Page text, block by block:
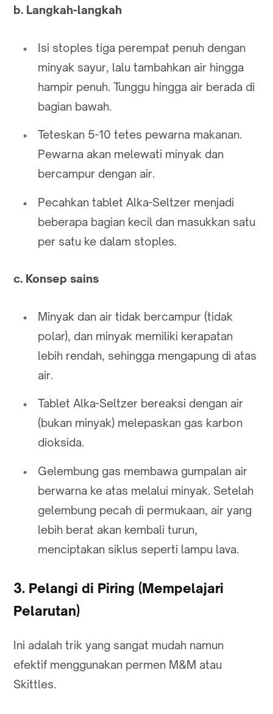
b. Langkah-langkah
Isi stoples tiga perempat penuh dengan
minyak sayur, lalu tambahkan air hingga
hampir penuh. Tunggu hingga air berada di
bagian bawah.
Teteskan 5-10 tetes pewarna makanan.
Pewarna akan melewati minyak dan
bercampur dengan air.
Pecahkan tablet Alka-Seltzer menjadi
beberapa bagian kecil dan masukkan satu
per satu ke dalam stoples.
c. Konsep sains
Minyak dan air tidak bercampur (tidak
polar), dan minyak memiliki kerapatan
lebih rendah, sehingga mengapung di atas
air.
Tablet Alka-Seltzer bereaksi dengan air
(bukan minyak) melepaskan gas karbon
dioksida.
Gelembung gas membawa gumpalan air
berwarna ke atas melalui minyak. Setelah
gelembung pecah di permukaan, air yang
lebih berat akan kembali turun,
menciptakan siklus seperti lampu lava.
3. Pelangi di Piring (Mempelajari
Pelarutan)
Ini adalah trik yang sangat mudah namun
efektif menggunakan permen M&M atau
Skittles.